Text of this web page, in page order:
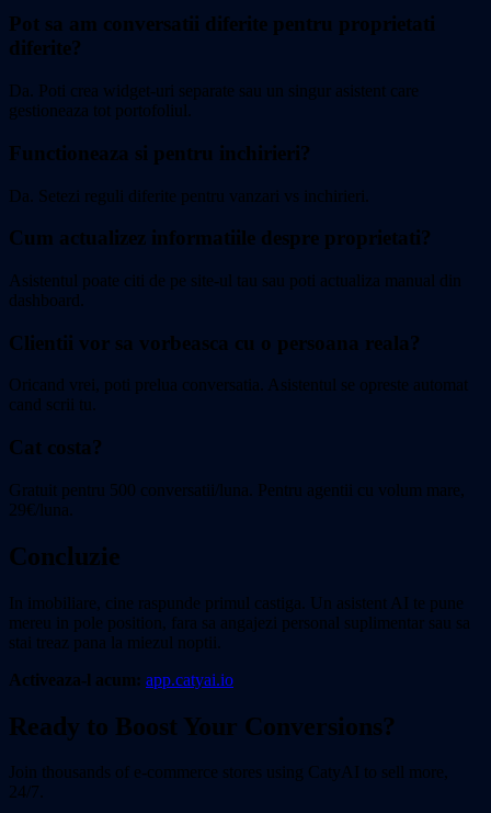
Pot sa am conversatii diferite pentru proprietati
diferite?
Da. Poti crea widget-uri separate sau un singur asistent care
gestioneaza tot portofoliul.
Functioneaza si pentru inchirieri?
Da. Setezi reguli diferite pentru vanzari vs inchirieri.
Cum actualizez informatiile despre proprietati?
Asistentul poate citi de pe site-ul tau sau poti actualiza manual din
dashboard.
Clientii vor sa vorbeasca cu o persoana reala?
Oricand vrei, poti prelua conversatia. Asistentul se opreste automat
cand scrii tu.
Cat costa?
Gratuit pentru 500 conversatii/luna. Pentru agentii cu volum mare,
29€/luna.
Concluzie
In imobiliare, cine raspunde primul castiga. Un asistent AI te pune
mereu in pole position, fara sa angajezi personal suplimentar sau sa
stai treaz pana la miezul noptii.
Activeaza-l acum: app.catyai.io
Ready to Boost Your Conversions?
Join thousands of e-commerce stores using CatyAI to sell more,
24/7.